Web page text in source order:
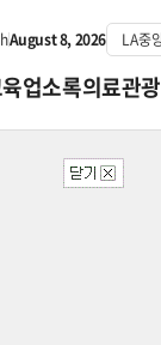
August 8, 2026
업소록의료관광